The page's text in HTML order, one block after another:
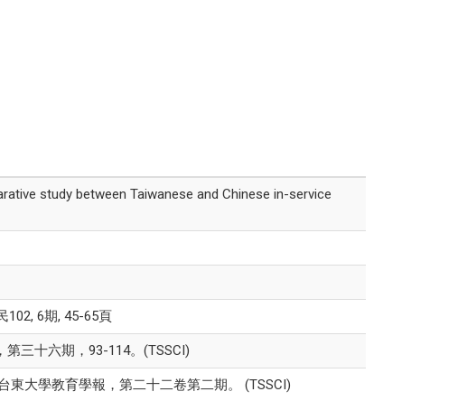
study between Taiwanese and Chinese in-service
102, 6期, 45-65頁
三十六期，93-114。(TSSCI)
東大學教育學報，第二十二卷第二期。 (TSSCI)